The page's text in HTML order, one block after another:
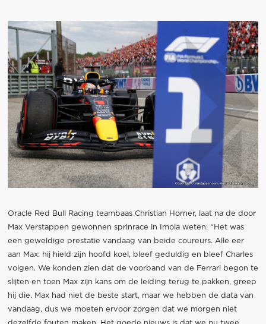
Oracle Red Bull Racing teambaas Christian Horner, laat na de door
Max Verstappen gewonnen sprinrace in Imola weten: “Het was
een geweldige prestatie vandaag van beide coureurs. Alle eer
aan Max: hij hield zijn hoofd koel, bleef geduldig en bleef Charles
volgen. We konden zien dat de voorband van de Ferrari begon te
slijten en toen Max zijn kans om de leiding terug te pakken, greep
hij die. Max had niet de beste start, maar we hebben de data van
vandaag, dus we moeten ervoor zorgen dat we morgen niet